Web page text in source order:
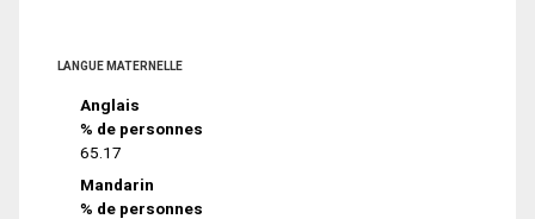
LANGUE MATERNELLE
Anglais
% de personnes
65.17
Mandarin
% de personnes